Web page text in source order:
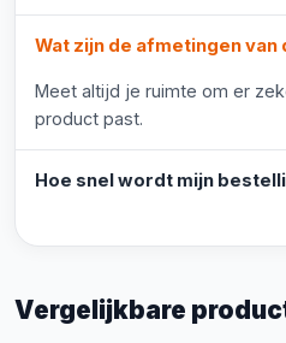
Wat zijn de afmetingen van
Meet altijd je ruimte om er
product past.
Hoe snel wordt mijn
Vergelijkbare